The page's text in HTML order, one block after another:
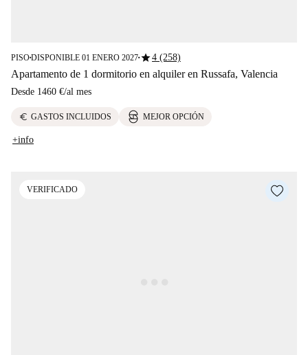
PISO■DISPONIBLE 01 ENERO 2027■star4 (258)
Apartamento de 1 dormitorio en alquiler en Russafa, Valencia
Desde 1460 €/al mes
euro GASTOS INCLUIDOS MEJOR OPCIÓN
+info
VERIFICADO